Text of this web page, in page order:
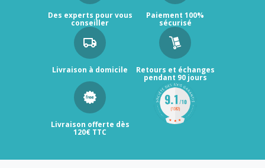
Des experts pour vous
conseiller
Paiement 100%
sécurisé
Livraison à domicile Retours et échanges
pendant 90 jours
Livraison offerte dès
120€ TTC